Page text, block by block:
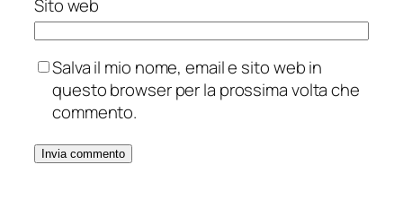
Sito web
Salva il mio nome, email e sito web in
questo browser per la prossima volta che
commento.